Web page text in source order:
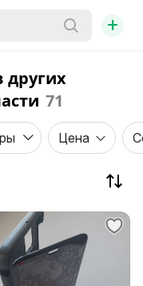
+
71
Цена